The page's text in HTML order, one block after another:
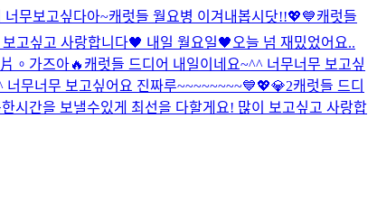
너무보고싶다아~캐럿들 월요병 이겨내봅시닷!!💖💙캐럿들
고싶고 사랑합니다🖤 내일 월요일🖤 오늘 넘 재밌었어요..
。 가즈아🔥 캐럿들 드디어 내일이네요~^^ 너무너무 보고싶
너무너무 보고싶어요 진짜루~~~~~~~~💙💖💎2캐럿들 드디
시간을 보낼수있게 최선을 다할게요! 많이 보고싶고 사랑합